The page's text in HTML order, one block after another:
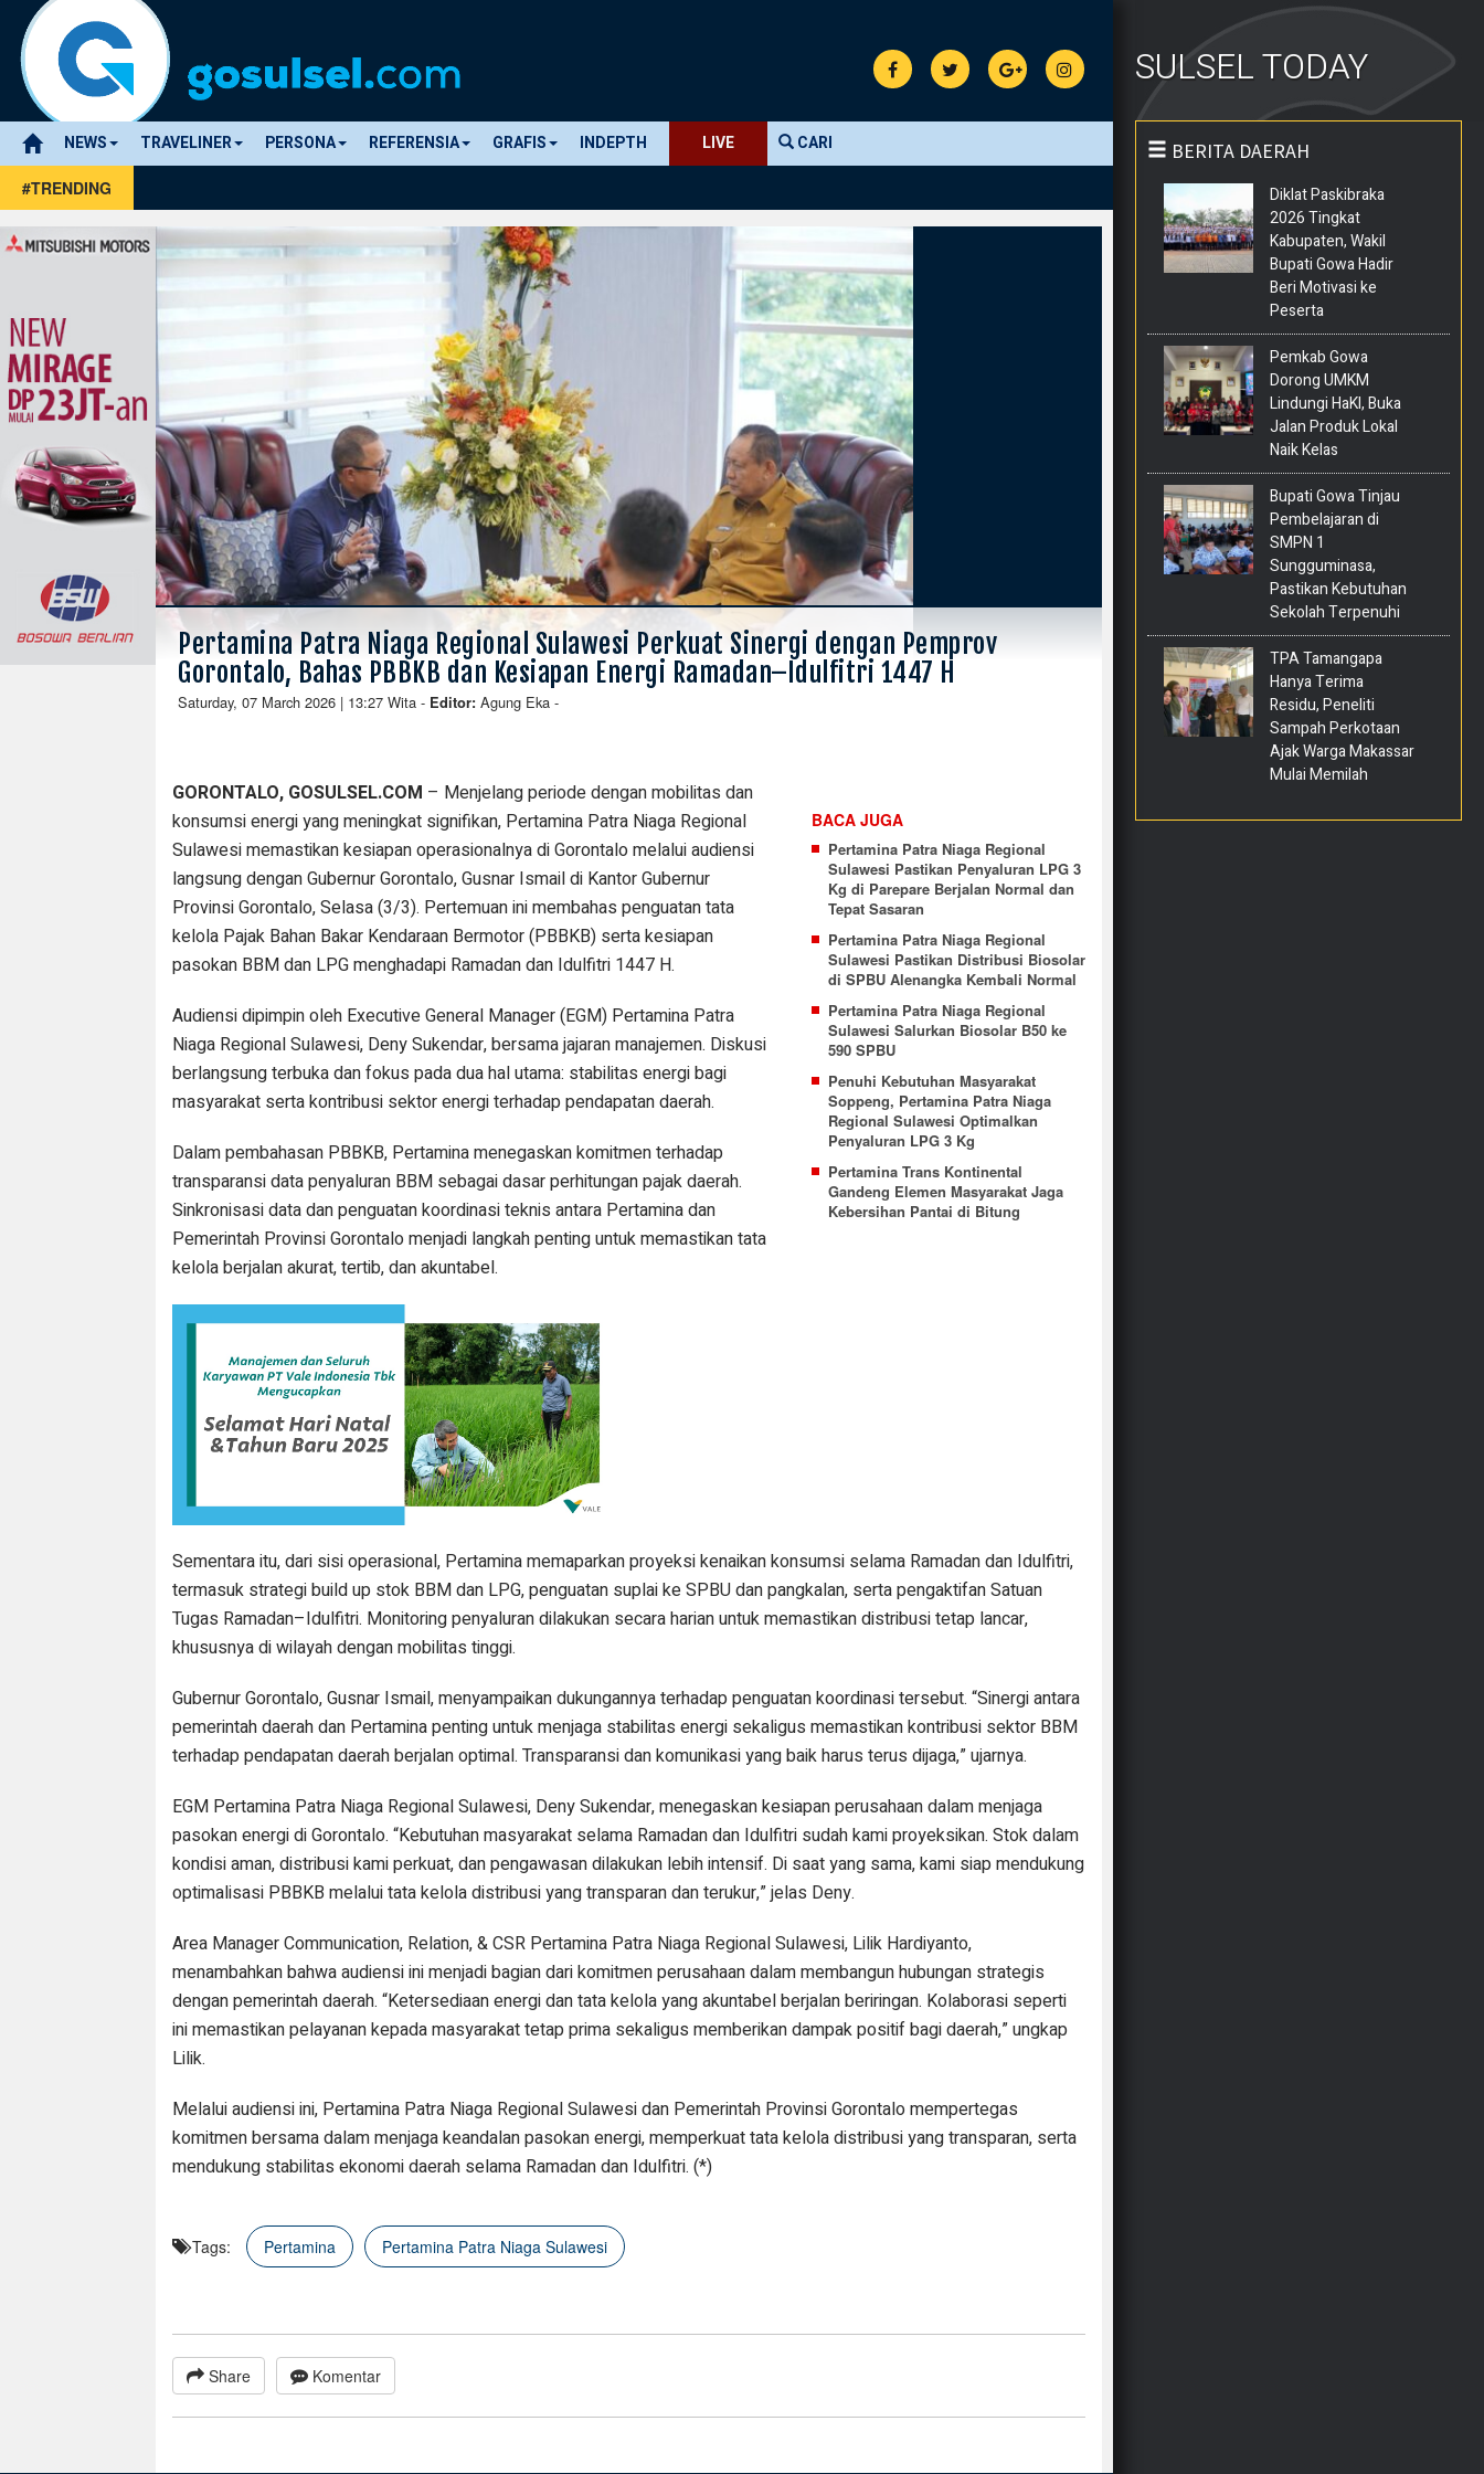
NEWS TRAVELINER PERSONA REFERENSIA GRAFIS INDEPTH LIVE CARI
#TRENDING
Pertamina Patra Niaga Regional Sulawesi Perkuat Sinergi dengan Pemprov
Gorontalo, Bahas PBBKB dan Kesiapan Energi Ramadan–Idulfitri 1447 H
Saturday, 07 March 2026 | 13:27 Wita - Editor:Agung Eka -
BACA JUGA
Pertamina Patra Niaga Regional
Sulawesi Pastikan Penyaluran LPG 3
Kg di Parepare Berjalan Normal dan
Tepat Sasaran
Pertamina Patra Niaga Regional
Sulawesi Pastikan Distribusi Biosolar
di SPBU Alenangka Kembali Normal
Pertamina Patra Niaga Regional
Sulawesi Salurkan Biosolar B50 ke
590 SPBU
Penuhi Kebutuhan Masyarakat
Soppeng, Pertamina Patra Niaga
Regional Sulawesi Optimalkan
Penyaluran LPG 3 Kg
Pertamina Trans Kontinental
Gandeng Elemen Masyarakat Jaga
Kebersihan Pantai di Bitung
GORONTALO, GOSULSEL.COM – Menjelang periode dengan mobilitas dan
konsumsi energi yang meningkat signifikan, Pertamina Patra Niaga Regional
Sulawesi memastikan kesiapan operasionalnya di Gorontalo melalui audiensi
langsung dengan Gubernur Gorontalo, Gusnar Ismail di Kantor Gubernur
Provinsi Gorontalo, Selasa (3/3). Pertemuan ini membahas penguatan tata
kelola Pajak Bahan Bakar Kendaraan Bermotor (PBBKB) serta kesiapan
pasokan BBM dan LPG menghadapi Ramadan dan Idulfitri 1447 H.
Audiensi dipimpin oleh Executive General Manager (EGM) Pertamina Patra
Niaga Regional Sulawesi, Deny Sukendar, bersama jajaran manajemen. Diskusi
berlangsung terbuka dan fokus pada dua hal utama: stabilitas energi bagi
masyarakat serta kontribusi sektor energi terhadap pendapatan daerah.
Dalam pembahasan PBBKB, Pertamina menegaskan komitmen terhadap
transparansi data penyaluran BBM sebagai dasar perhitungan pajak daerah.
Sinkronisasi data dan penguatan koordinasi teknis antara Pertamina dan
Pemerintah Provinsi Gorontalo menjadi langkah penting untuk memastikan tata
kelola berjalan akurat, tertib, dan akuntabel.
Sementara itu, dari sisi operasional, Pertamina memaparkan proyeksi kenaikan konsumsi selama Ramadan dan Idulfitri,
termasuk strategi build up stok BBM dan LPG, penguatan suplai ke SPBU dan pangkalan, serta pengaktifan Satuan
Tugas Ramadan–Idulfitri. Monitoring penyaluran dilakukan secara harian untuk memastikan distribusi tetap lancar,
khususnya di wilayah dengan mobilitas tinggi.
Gubernur Gorontalo, Gusnar Ismail, menyampaikan dukungannya terhadap penguatan koordinasi tersebut. “Sinergi antara
pemerintah daerah dan Pertamina penting untuk menjaga stabilitas energi sekaligus memastikan kontribusi sektor BBM
terhadap pendapatan daerah berjalan optimal. Transparansi dan komunikasi yang baik harus terus dijaga,” ujarnya.
EGM Pertamina Patra Niaga Regional Sulawesi, Deny Sukendar, menegaskan kesiapan perusahaan dalam menjaga
pasokan energi di Gorontalo. “Kebutuhan masyarakat selama Ramadan dan Idulfitri sudah kami proyeksikan. Stok dalam
kondisi aman, distribusi kami perkuat, dan pengawasan dilakukan lebih intensif. Di saat yang sama, kami siap mendukung
optimalisasi PBBKB melalui tata kelola distribusi yang transparan dan terukur,” jelas Deny.
Area Manager Communication, Relation, & CSR Pertamina Patra Niaga Regional Sulawesi, Lilik Hardiyanto,
menambahkan bahwa audiensi ini menjadi bagian dari komitmen perusahaan dalam membangun hubungan strategis
dengan pemerintah daerah. “Ketersediaan energi dan tata kelola yang akuntabel berjalan beriringan. Kolaborasi seperti
ini memastikan pelayanan kepada masyarakat tetap prima sekaligus memberikan dampak positif bagi daerah,” ungkap
Lilik.
Melalui audiensi ini, Pertamina Patra Niaga Regional Sulawesi dan Pemerintah Provinsi Gorontalo mempertegas
komitmen bersama dalam menjaga keandalan pasokan energi, memperkuat tata kelola distribusi yang transparan, serta
mendukung stabilitas ekonomi daerah selama Ramadan dan Idulfitri. (*)
Tags: Pertamina Pertamina Patra Niaga Sulawesi
Komentar
Share
SULSEL TODAY
BERITA DAERAH
Diklat Paskibraka
2026 Tingkat
Kabupaten, Wakil
Bupati Gowa Hadir
Beri Motivasi ke
Peserta
Pemkab Gowa
Dorong UMKM
Lindungi HaKI, Buka
Jalan Produk Lokal
Naik Kelas
Bupati Gowa Tinjau
Pembelajaran di
SMPN 1
Sungguminasa,
Pastikan Kebutuhan
Sekolah Terpenuhi
TPA Tamangapa
Hanya Terima
Residu, Peneliti
Sampah Perkotaan
Ajak Warga Makassar
Mulai Memilah